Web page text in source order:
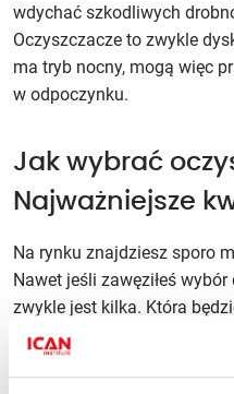
wdychać szkodliwych
Oczyszczacze to zwykle
ma tryb nocny, mogą więc
w odpoczynku.
Jak wybrać
Najważniejsze
Na rynku znajdziesz sporo
Nawet jeśli zawęziłeś
zwykle jest kilka. Która
te parametry i starannie je
który zwrócił twoją uwagę: